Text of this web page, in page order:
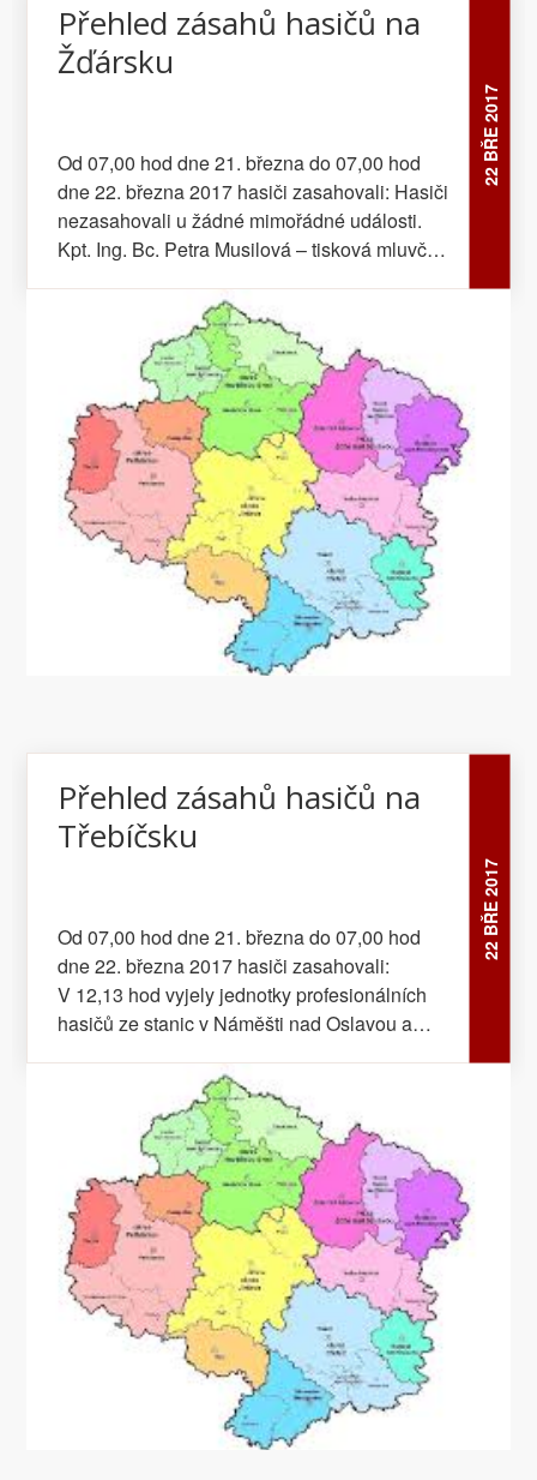
22 BŘE 2017
Přehled zásahů hasičů na
Žďársku
Od 07,00 hod dne 21. března do 07,00 hod
dne 22. března 2017 hasiči zasahovali: Hasiči
nezasahovali u žádné mimořádné události.
Kpt. Ing. Bc. Petra Musilová – tisková mluvčí
22 BŘE 2017
Přehled zásahů hasičů na
Třebíčsku
Od 07,00 hod dne 21. března do 07,00 hod
dne 22. března 2017 hasiči zasahovali:
V 12,13 hod vyjely jednotky profesionálních
hasičů ze stanic v Náměšti nad Oslavou a
dobrovolných hasičů z Mohelna
k ohlášenému požáru trávy a nové výsadby
stromků v katastru obce Kramolín. Požár, který
zapříčinila nedbalost při pálení klestu, za
sebou zanechal majetkovou škodu
v předběžné výši 50 tisíc korun. V 13,35 hod
provedla jednotka profesionálních hasičů ze
stanice Třebíč otevření dveří bytu na ulici Gen.
Svobody v Třebíči. V 16,31 hod přijala
operátorka tísňové linky 112 Hasičského
záchranného sboru Kraje Vysočina oznámení
o dopravní nehodě motocyklu u obce
Štěměchy. Na místo události vyjela jednotka
profesionálních hasičů ze stanice Třebíč